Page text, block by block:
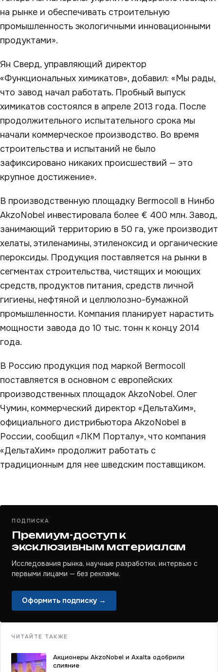
на рынке и обеспечивать строительную
промышленность экологичными инновационными
продуктами».
Ян Сверд, управляющий директор
«Функциональных химикатов», добавил: «Мы рады,
что завод начал работать. Пробный выпуск
химикатов состоялся в апреле 2013 года. После
продолжительного испытательного срока мы
начали коммерческое производство. Во время
строительства и испытаний не было
зафиксировано никаких происшествий — это
крупное достижение».
В производственную площадку Bermocoll в Нинбо
AkzoNobel инвестировала более € 400 млн. Завод,
занимающий территорию в 50 га, уже производит
хелаты, этиленамины, этиленоксид и органические
пероксиды. Продукция поставляется на рынки в
сегментах строительства, чистящих и моющих
средств, продуктов питания, средств личной
гигиены, нефтяной и целлюлозно-бумажной
промышленности. Компания планирует нарастить
мощности завода до 10 тыс. тонн к концу 2014
года.
В Россию продукция под маркой Bermocoll
поставляется в основном с европейских
производственных площадок AkzoNobel. Олег
Чумин, коммерческий директор «ДельтаХим»,
официального дистрибьютора AkzoNobel в
России, сообщил «ЛКМ Порталу», что компания
«ДельтаХим» продолжит работать с
традиционным для нее шведским поставщиком.
ПОДПИСКА
Премиум-доступ к
эксклюзивным материалам
Исследования рынка, научные разработки, интервью с
первыми лицами — без рекламы.
Оформить подписку →
ЧИТАЙТЕ ТАКЖЕ
Акционеры AkzoNobel и Axalta одобрили
слияние